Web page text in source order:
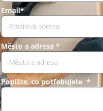
Email*
Město a adresa *
Popište, co potřebujete *